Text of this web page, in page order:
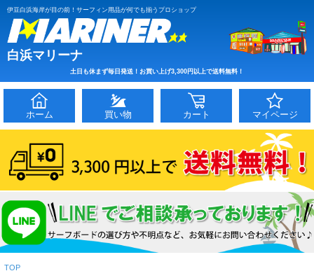
伊豆白浜海岸が目の前！サーフィン用品が何でも揃うプロショップ
白浜マリーナ
土日も休まず毎日発送！お買い上げ3,300円以上で送料無料！
ホーム 買い物 カート マイページ
TOP